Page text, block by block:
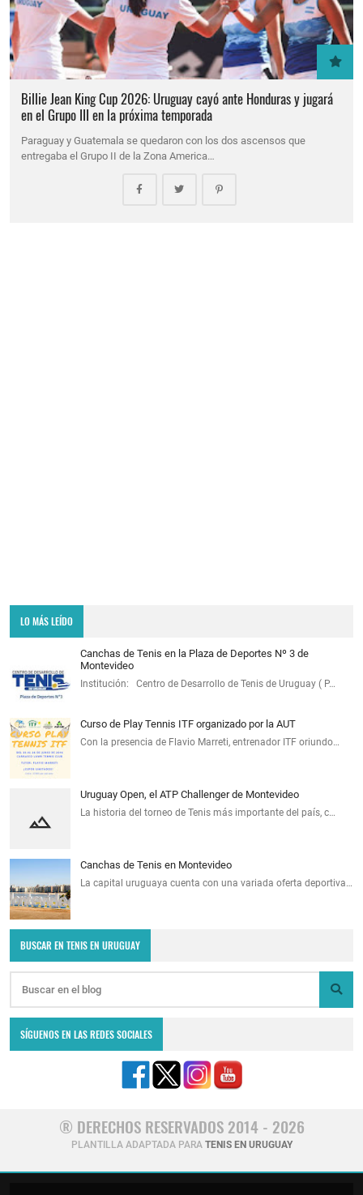
Billie Jean King Cup 2026: Uruguay cayó ante Honduras y jugará
en el Grupo III en la próxima temporada
Paraguay y Guatemala se quedaron con los dos ascensos que
entregaba el Grupo II de la Zona America…
LO MÁS LEÍDO
Canchas de Tenis en la Plaza de Deportes Nº 3 de
Montevideo
Institución: Centro de Desarrollo de Tenis de Uruguay ( P…
Curso de Play Tennis ITF organizado por la AUT
Con la presencia de Flavio Marreti, entrenador ITF oriundo…
Uruguay Open, el ATP Challenger de Montevideo
La historia del torneo de Tenis más importante del país, c…
Canchas de Tenis en Montevideo
La capital uruguaya cuenta con una variada oferta deportiva…
BUSCAR EN TENIS EN URUGUAY
SÍGUENOS EN LAS REDES SOCIALES
® DERECHOS RESERVADOS 2014 - 2026
PLANTILLA ADAPTADA PARA TENIS EN URUGUAY